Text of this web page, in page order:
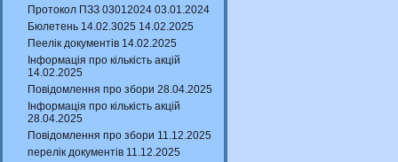
Протокол ПЗЗ 03012024 03.01.2024
Бюлетень 14.02.3025 14.02.2025
Пеелік документів 14.02.2025
Інформація про кількість акцій
14.02.2025
Повідомлення про збори 28.04.2025
Інформація про кількість акцій
28.04.2025
Повідомлення про збори 11.12.2025
перелік документів 11.12.2025